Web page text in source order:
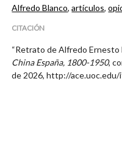
Alfredo Blanco,artículos,
CITACIÓN
“Retrato de Alfredo Ernesto
China España, 1800-1950,
de 2026,http://